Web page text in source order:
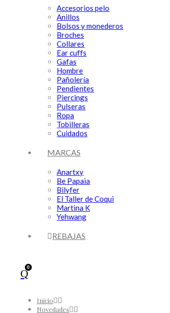
Accesorios pelo
Anillos
Bolsos y monederos
Broches
Collares
Ear cuffs
Gafas
Hombre
Pañolería
Pendientes
Piercings
Pulseras
Ropa
Tobilleras
Cuidados
MARCAS
Anartxy
Be Papaia
Bilyfer
El Taller de Coqui
Martina K
Yehwang
REBAJAS
0
Inicio
Novedades